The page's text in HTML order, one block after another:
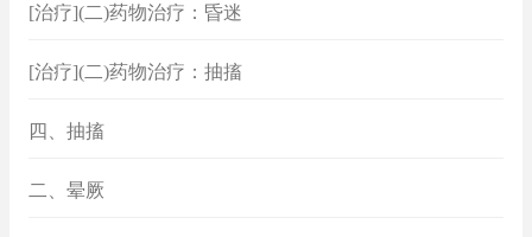
[治疗](二)药物治疗：昏迷
[治疗](二)药物治疗：抽搐
四、抽搐
二、晕厥